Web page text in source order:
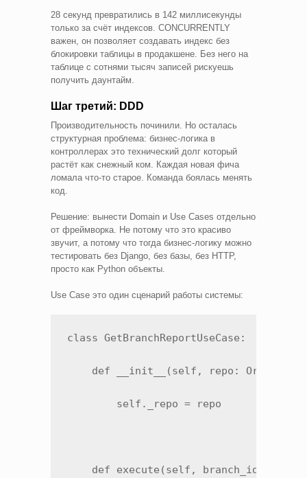
28 секунд превратились в 142 миллисекунды
только за счёт индексов. CONCURRENTLY
важен, он позволяет создавать индекс без
блокировки таблицы в продакшене. Без него на
таблице с сотнями тысяч записей рискуешь
получить даунтайм.
Шаг третий: DDD
Производительность починили. Но осталась
структурная проблема: бизнес-логика в
контроллерах это технический долг который
растёт как снежный ком. Каждая новая фича
ломала что-то старое. Команда боялась менять
код.
Решение: вынести Domain и Use Cases отдельно
от фреймворка. Не потому что это красиво
звучит, а потому что тогда бизнес-логику можно
тестировать без Django, без базы, без HTTP,
просто как Python объекты.
Use Case это один сценарий работы системы:
class GetBranchReportUseCase:
def __init__(self, repo:
self._repo = repo
def execute(self, branch_id,